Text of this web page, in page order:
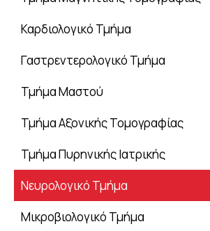
Καρδιολογικό Τμήμα
Γαστρεντερολογικό Τμήμα
Τμήμα Μαστού
Τμήμα Αξονικής Τομογραφίας
Τμήμα Πυρηνικής Ιατρικής
Νευρολογικό Τμήμα
Μικροβιολογικό Τμήμα